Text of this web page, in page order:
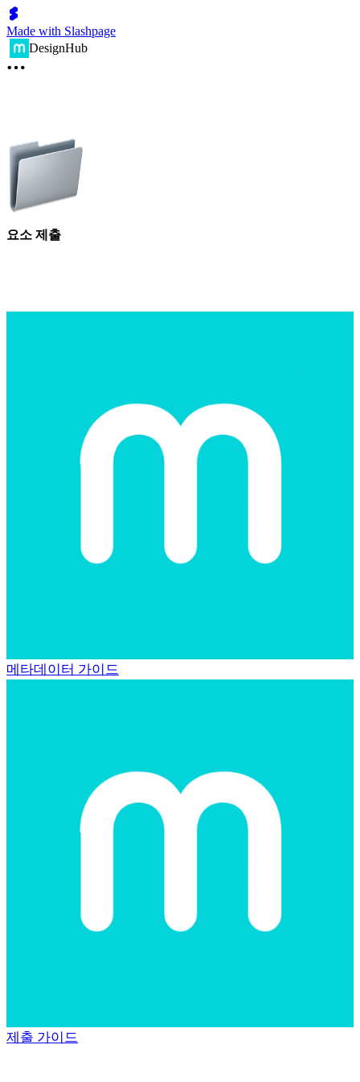
Made with Slashpage
DesignHub
요소 제출
메타데이터 가이드
제출 가이드